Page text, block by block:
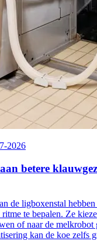
2026
betere
de ligboxenstal
te bepalen. Ze
of naar de
kan de koe zelfs